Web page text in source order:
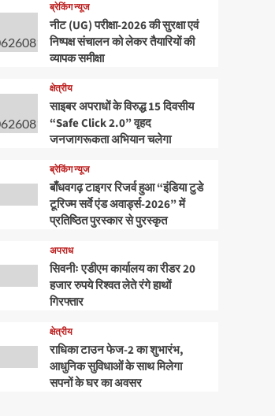
ब्रेकिंग न्यूज
नीट (UG) परीक्षा-2026 की सुरक्षा एवं
निष्पक्ष संचालन को लेकर तैयारियों की
व्यापक समीक्षा
क्षेत्रीय
साइबर अपराधों के विरुद्ध 15 दिवसीय
“Safe Click 2.0” वृहद
जनजागरूकता अभियान चलेगा
ब्रेकिंग न्यूज
बाँधवगढ़ टाइगर रिजर्व हुआ “इंडिया टुडे
टूरिज्म सर्वे एंड अवार्ड्स-2026” में
प्रतिष्ठित पुरस्कार से पुरस्कृत
अपराध
सिवनीः एडीएम कार्यालय का रीडर 20
हजार रुपये रिश्वत लेते रंगे हाथों
गिरफ्तार
क्षेत्रीय
राधिका टाउन फेज-2 का शुभारंभ,
आधुनिक सुविधाओं के साथ मिलेगा
सपनों के घर का अवसर